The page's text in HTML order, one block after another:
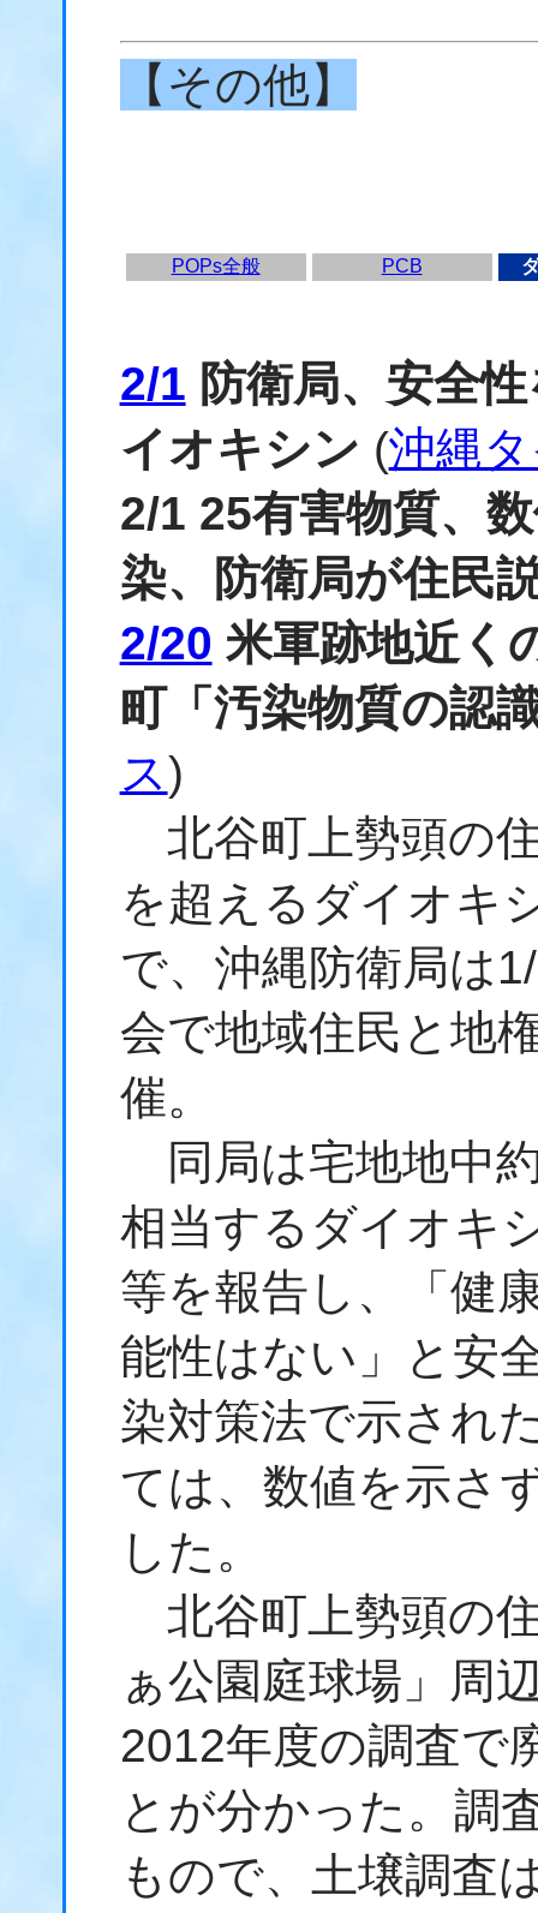
【その他】
POPs全般 PCB
2/1 防衛局、安全
イオキシン (沖縄
2/1 25有害物質、
染、防衛局が住民
2/20 米軍跡地近く
町「汚染物質の認
ス)
北谷町上勢頭の
を超えるダイオキ
で、沖縄防衛局は
会で地域住民と地
催。
同局は宅地地中
相当するダイオキ
等を報告し、「健
能性はない」と安
染対策法で示され
ては、数値を示さ
した。
北谷町上勢頭の
ぁ公園庭球場」周
2012年度の調査で
とが分かった。調
もので、土壌調査